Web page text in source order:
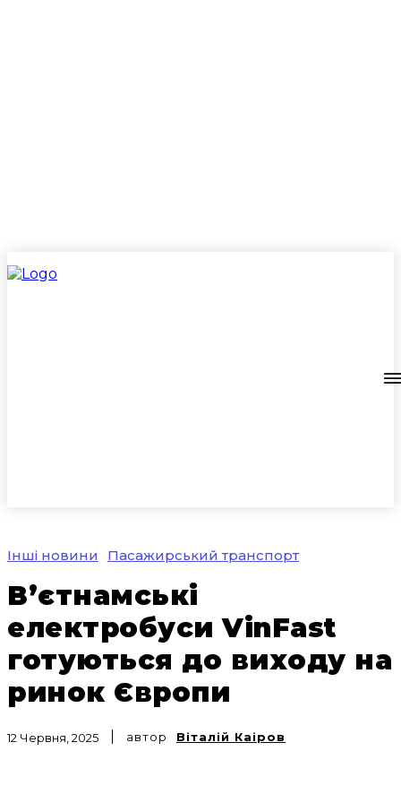
Інші новини Пасажирський транспорт
В’єтнамські
електробуси VinFast
готуються до виходу на
ринок Європи
12 Червня, 2025 автор Віталій Каіров